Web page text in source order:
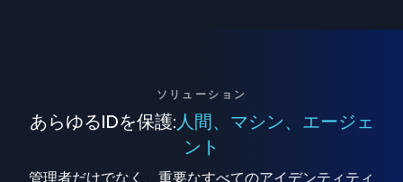
ソリューション
あらゆるIDを保護: 人間、マシン、エージェ
ント
管理者だけでなく、重要なすべてのアイデンティティ